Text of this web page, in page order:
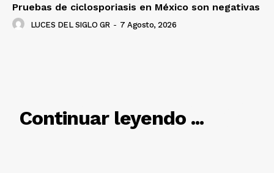
Pruebas de ciclosporiasis en México son negativas
LUCES DEL SIGLO GR - 7 Agosto, 2026
Continuar leyendo ...
RELACIONADO